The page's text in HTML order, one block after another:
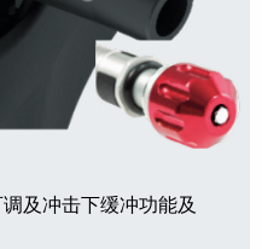
及冲击下缓冲功能及